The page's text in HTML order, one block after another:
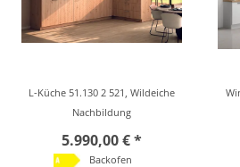
L-Küche 51.130 2 521, Wildeiche
Nachbildung
5.990,00 € *
Backofen